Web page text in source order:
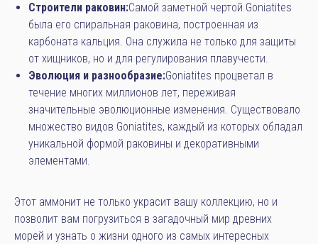
Строители раковин:Самой заметной чертой Goniatites
была его спиральная раковина, построенная из
карбоната кальция. Она служила не только для защиты
от хищников, но и для регулирования плавучести.
Эволюция и разнообразие:Goniatites процветал в
течение многих миллионов лет, переживая
значительные эволюционные изменения. Существовало
множество видов Goniatites, каждый из которых обладал
уникальной формой раковины и декоративными
элементами.
Этот аммонит не только украсит вашу коллекцию, но и
позволит вам погрузиться в загадочный мир древних
морей и узнать о жизни одного из самых интересных